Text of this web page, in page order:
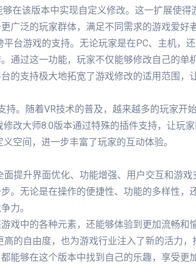
在该版本中实现自定义修改。这一扩展使得
广泛的玩家群体，满足不同需求的游戏爱好者
台游戏的支持。无论玩家是在PC、主机，
通过这一功能，玩家不仅能够修改自己的单
的支持极大地拓宽了游戏修改的适用范围，
持。随着VR技术的普及，越来越多的玩家开
改大师8.0版本通过特殊的插件支持，让玩
空间，进一步丰富了玩家的互动体验。
提升界面优化、功能增强、用户交互和游戏
。无论是在操作的便捷性、功能的多样性，
力。
戏中的各种元素，还能够体验到更加流畅和
的自由度，也为游戏行业注入了新的活力，
能够在这个版本中找到自己的乐趣，享受更